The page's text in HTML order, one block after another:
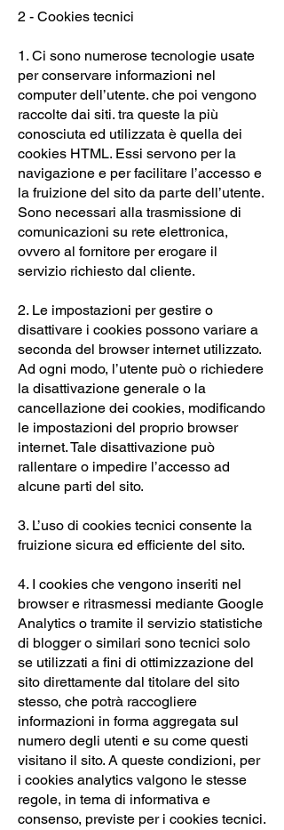
2 - Cookies tecnici
1. Ci sono numerose tecnologie usate
per conservare informazioni nel
computer dell’utente. che poi vengono
raccolte dai siti. tra queste la più
conosciuta ed utilizzata è quella dei
cookies HTML. Essi servono per la
navigazione e per facilitare l’accesso e
la fruizione del sito da parte dell’utente.
Sono necessari alla trasmissione di
comunicazioni su rete elettronica,
ovvero al fornitore per erogare il
servizio richiesto dal cliente.
2. Le impostazioni per gestire o
disattivare i cookies possono variare a
seconda del browser internet utilizzato.
Ad ogni modo, l’utente può o richiedere
la disattivazione generale o la
cancellazione dei cookies, modificando
le impostazioni del proprio browser
internet. Tale disattivazione può
rallentare o impedire l’accesso ad
alcune parti del sito.
3. L’uso di cookies tecnici consente la
fruizione sicura ed efficiente del sito.
4. I cookies che vengono inseriti nel
browser e ritrasmessi mediante Google
Analytics o tramite il servizio statistiche
di blogger o similari sono tecnici solo
se utilizzati a fini di ottimizzazione del
sito direttamente dal titolare del sito
stesso, che potrà raccogliere
informazioni in forma aggregata sul
numero degli utenti e su come questi
visitano il sito. A queste condizioni, per
i cookies analytics valgono le stesse
regole, in tema di informativa e
consenso, previste per i cookies tecnici.